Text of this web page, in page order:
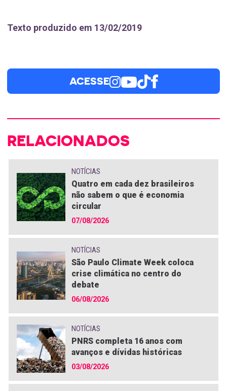
Texto produzido em 13/02/2019
ACESSE
RELACIONADOS
NOTÍCIAS
Quatro em cada dez brasileiros
não sabem o que é economia
circular
07/08/2026
NOTÍCIAS
São Paulo Climate Week coloca
crise climática no centro do
debate
06/08/2026
NOTÍCIAS
PNRS completa 16 anos com
avanços e dívidas históricas
03/08/2026